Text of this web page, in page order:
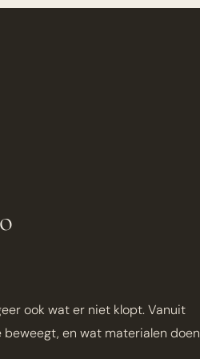
ook wat er niet klopt. Vanuit
en wat materialen doen